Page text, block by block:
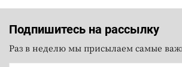
Подпишитесь на рассылку
Раз в неделю мы присылаем самые